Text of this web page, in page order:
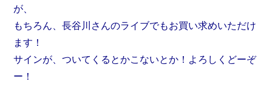
が、
もちろん、長谷川さんのライブでもお買い求めいただけ
ます！
サインが、ついてくるとかこないとか！よろしくどーぞ
ー！